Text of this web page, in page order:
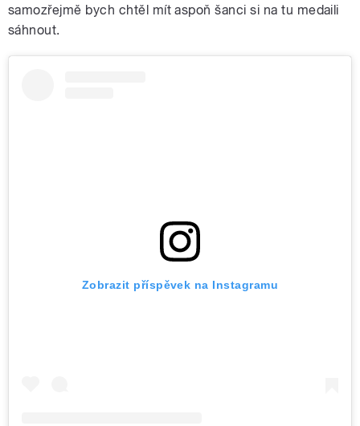
samozřejmě bych chtěl mít aspoň šanci si na tu medaili
sáhnout.
Zobrazit příspěvek na Instagramu